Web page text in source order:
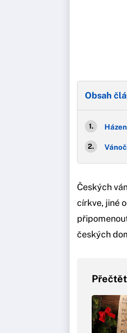
Obsah
Českých
církve, jiné
českých